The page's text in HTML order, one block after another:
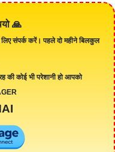
🙏
संपर्क करें। पहले दो महीने बिलकुल
की कोई भी परेशानी हो आपको